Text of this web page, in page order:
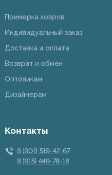
Примерка ковров
Индивидуальный заказ
Доставка и оплата
Возврат и обмен
Оптовикам
Дизайнерам
Контакты
8 (901) 519-42-67
8 (915) 449-78-18